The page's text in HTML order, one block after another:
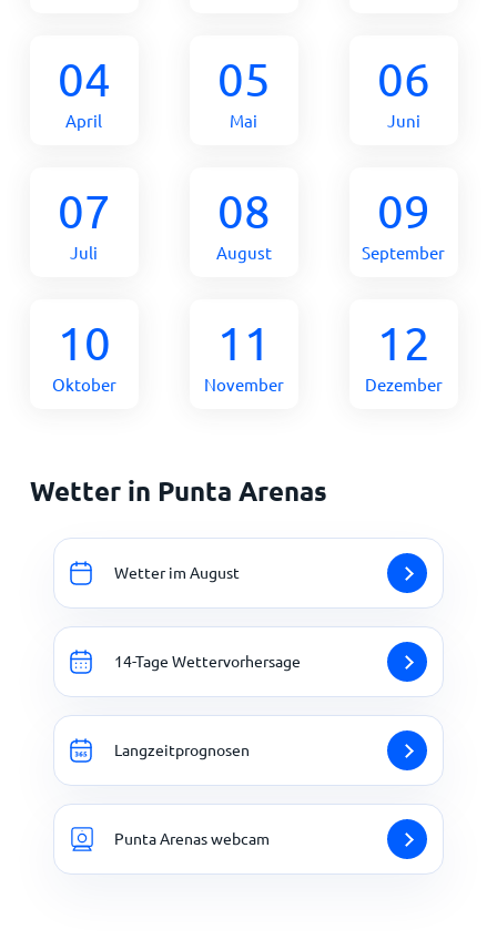
04
April
05
Mai
06
Juni
07
Juli
08
August
09
September
10
Oktober
11
November
12
Dezember
Wetter in Punta Arenas
Wetter im August
14-Tage Wettervorhersage
Langzeitprognosen
Punta Arenas webcam